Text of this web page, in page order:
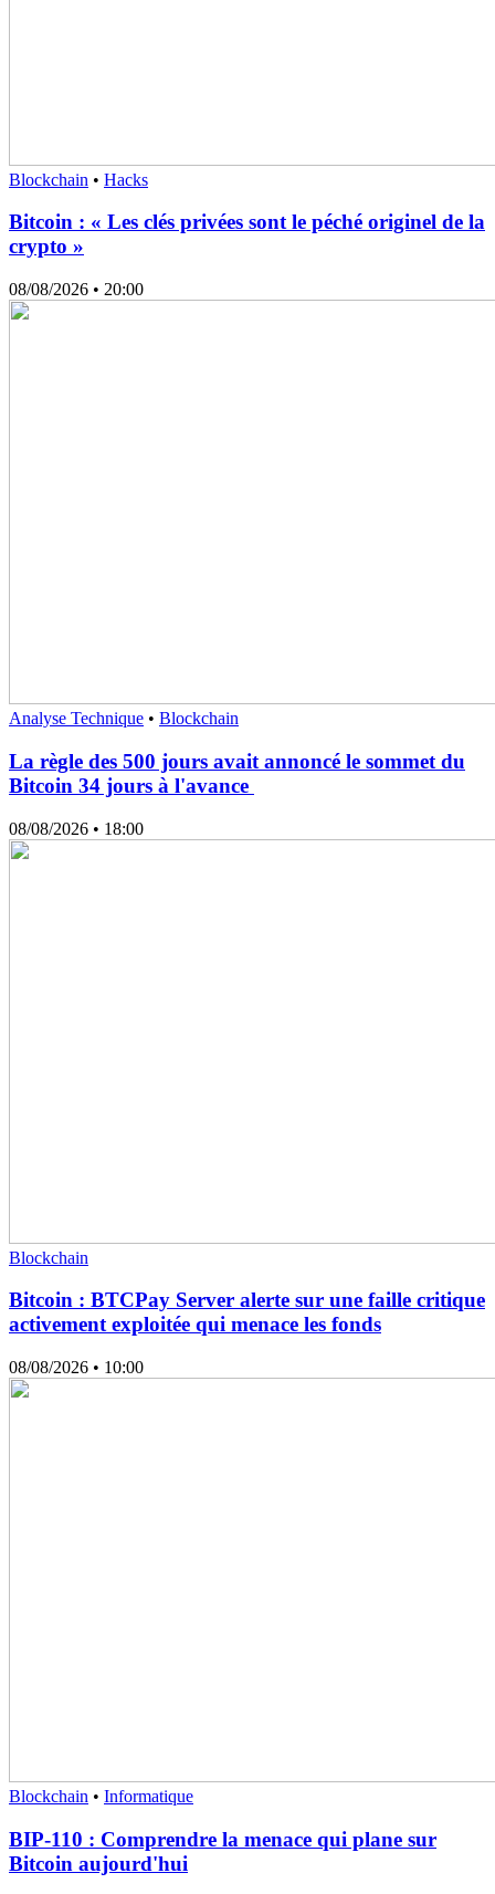
Blockchain • Hacks
Bitcoin : « Les clés privées sont le péché originel de la
crypto »
08/08/2026 • 20:00
Analyse Technique • Blockchain
La règle des 500 jours avait annoncé le sommet du
Bitcoin 34 jours à l'avance
08/08/2026 • 18:00
Blockchain
Bitcoin : BTCPay Server alerte sur une faille critique
activement exploitée qui menace les fonds
08/08/2026 • 10:00
Blockchain • Informatique
BIP-110 : Comprendre la menace qui plane sur
Bitcoin aujourd'hui